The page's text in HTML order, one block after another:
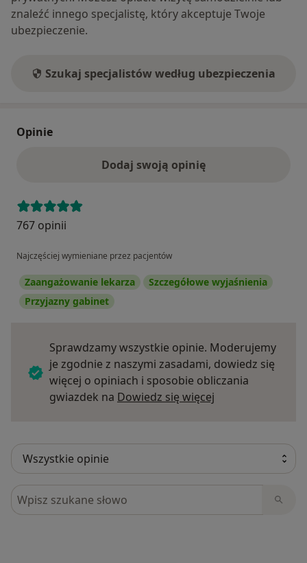
znaleźć innego specjalistę, który akceptuje Twoje
ubezpieczenie.
Szukaj specjalistów według ubezpieczenia
Opinie
Dodaj swoją opinię
767 opinii
Najczęściej wymieniane przez pacjentów
Zaangażowanie lekarza
Szczegółowe wyjaśnienia
Przyjazny gabinet
Sprawdzamy wszystkie opinie. Moderujemy
je zgodnie z naszymi zasadami, dowiedz się
więcej o opiniach i sposobie obliczania
gwiazdek na Dowiedz się więcej
Szukaj w opiniach